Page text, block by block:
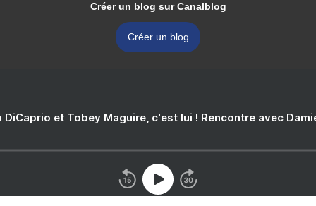
Créer un blog sur Canalblog
Créer un blog
DiCaprio et Tobey Maguire, c'est lui ! Rencontre avec